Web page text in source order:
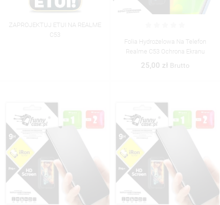
ZAPROJEKTUJ ETUI NA REALME
C53
Folia Hydrożelowa Na Telefon
Realme C53 Ochrona Ekranu
25,00 zł Brutto